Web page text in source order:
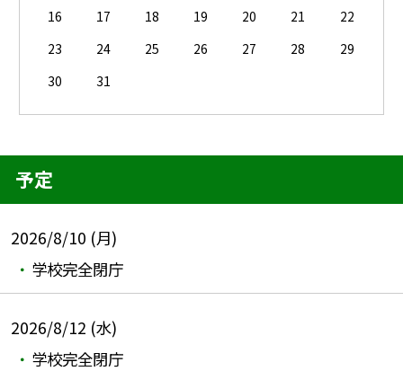
16
17 18 19 20 21
22
23
24 25 26 27 28
29
30
31
予定
2026/8/10 (月)
学校完全閉庁
2026/8/12 (水)
学校完全閉庁